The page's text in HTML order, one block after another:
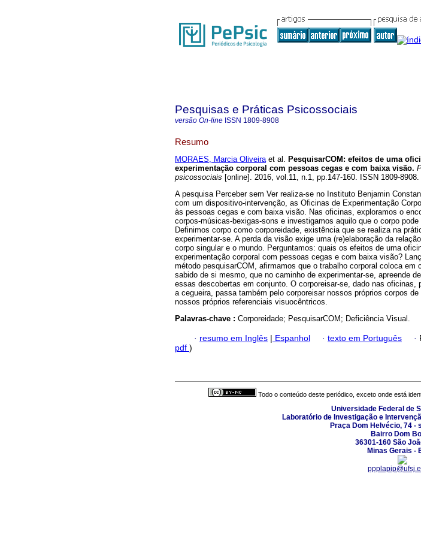
Pesquisas e Práticas Psicossociais
versão On-line ISSN 1809-8908
Resumo
MORAES, Marcia Oliveiraet al. PesquisarCOM : efeitos de uma
experimentação corporal com pessoas cegas e com baixa visão.
psicossociais [online]. 2016, vol.11, n.1, pp.147-160. ISSN 1809-8908.
A pesquisa Perceber sem Ver realiza-se no Instituto Benjamin
com um dispositivo-intervenção, as Oficinas de Experimentação
às pessoas cegas e com baixa visão. Nas oficinas, exploramos o
corpos-músicas-bexigas-sons e investigamos aquilo que o corpo pode
Definimos corpo como corporeidade, existência que se realiza na
experimentar-se. A perda da visão exige uma (re)elaboração da
corpo singular e o mundo. Perguntamos: quais os efeitos de uma
experimentação corporal com pessoas cegas e com baixa visão?
método pesquisarCOM, afirmamos que o trabalho corporal coloca em
sabido de si mesmo, que no caminho de experimentar-se, apreende
essas descobertas em conjunto. O corporeisar-se, dado nas oficinas,
a cegueira, passa também pelo corporeisar nossos próprios corpos de
nossos próprios referenciais visuocêntricos.
Palavras-chave : Corporeidade; PesquisarCOM; Deficiência Visual.
· resumo em Inglês | Espanhol · texto em Português ·
pdf )
Todo o conteúdo deste periódico, exceto onde está
Universidade Federal de
Laboratório de Investigação e
Praça Dom Helvécio, 74 -
Bairro Dom
36301-160 São
Minas Gerais -